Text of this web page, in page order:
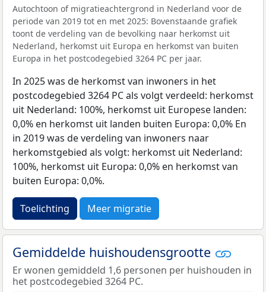
Autochtoon of migratieachtergrond in Nederland voor de
periode van 2019 tot en met 2025: Bovenstaande grafiek
toont de verdeling van de bevolking naar herkomst uit
Nederland, herkomst uit Europa en herkomst van buiten
Europa in het postcodegebied 3264 PC per jaar.
In 2025 was de herkomst van inwoners in het
postcodegebied 3264 PC als volgt verdeeld: herkomst
uit Nederland: 100%, herkomst uit Europese landen:
0,0% en herkomst uit landen buiten Europa: 0,0% En
in 2019 was de verdeling van inwoners naar
herkomstgebied als volgt: herkomst uit Nederland:
100%, herkomst uit Europa: 0,0% en herkomst van
buiten Europa: 0,0%.
Toelichting Meer migratie
Gemiddelde huishoudensgrootte
Er wonen gemiddeld 1,6 personen per huishouden in
het postcodegebied 3264 PC.